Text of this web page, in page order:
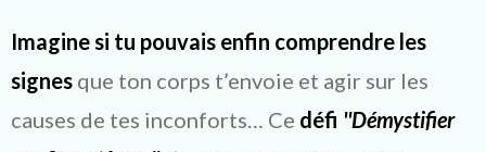
Imagine si tu pouvais enfin comprendre les
signes que ton corps t’envoie et agir sur les
causes de tes inconforts… Ce défi ''Démystifier